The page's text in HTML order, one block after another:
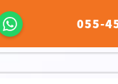
055-